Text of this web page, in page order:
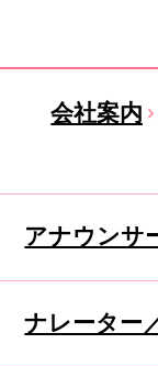
会社案内
アナウンサ
ナレーター